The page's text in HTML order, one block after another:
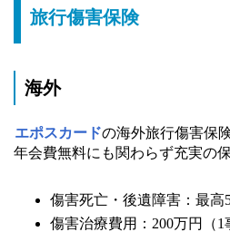
旅行傷害保険
海外
エポスカードの海外旅行傷害保険
年会費無料にも関わらず充実の
傷害死亡・後遺障害：最高
傷害治療費用：200万円（1